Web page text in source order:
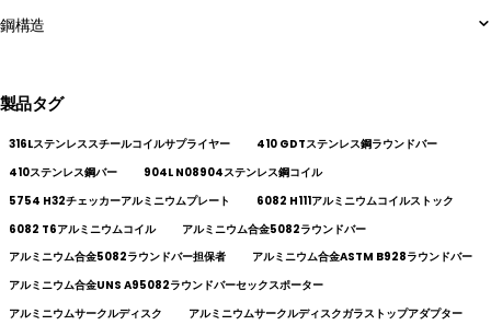
鋼構造
製品タグ
316Lステンレススチールコイルサプライヤー
410 GDTステンレス鋼ラウンドバー
410ステンレス鋼バー
904L N08904ステンレス鋼コイル
5754 H32チェッカーアルミニウムプレート
6082 H111アルミニウムコイルストック
6082 T6アルミニウムコイル
アルミニウム合金5082ラウンドバー
アルミニウム合金5082ラウンドバー担保者
アルミニウム合金ASTM B928ラウンドバー
アルミニウム合金UNS A95082ラウンドバーセックスポーター
アルミニウムサークルディスク
アルミニウムサークルディスクガラストップアダプター